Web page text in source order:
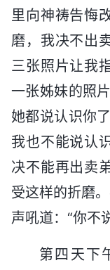
里向神祷告悔
磨，我决不出
三张照片让我
一张姊妹的照
她都说认识你
我也不能说认
决不能再出卖
受这样的折磨
声吼道：“你不
第四天下